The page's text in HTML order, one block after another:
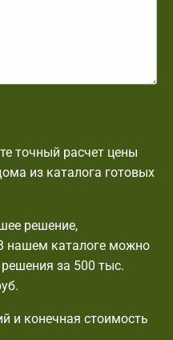
точный расчет цены
из каталога готовых
решение,
нашем каталоге можно
за 500 тыс.
и конечная стоимость